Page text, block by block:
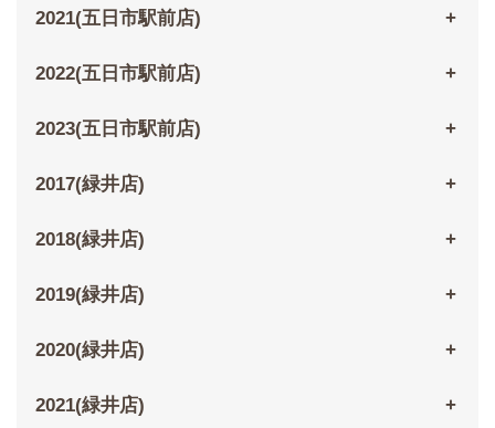
2021(五日市駅前店)
2022(五日市駅前店)
2023(五日市駅前店)
2017(緑井店)
2018(緑井店)
2019(緑井店)
2020(緑井店)
2021(緑井店)